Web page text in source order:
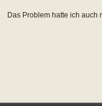
Das Problem hatte ich